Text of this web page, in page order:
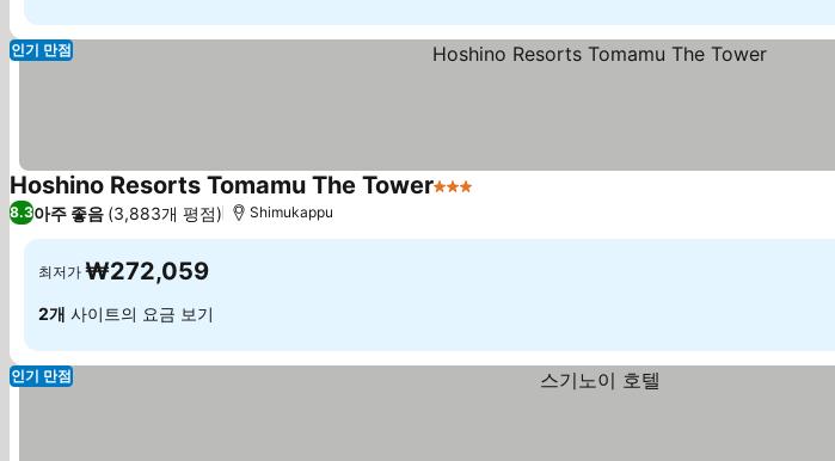
인기 만점
Hoshino Resorts Tomamu The Tower3 성급
8.3아주 좋음 (3,883개 평점) Shimukappu
최저가 ₩272,059
2개 사이트의 요금 보기
인기 만점